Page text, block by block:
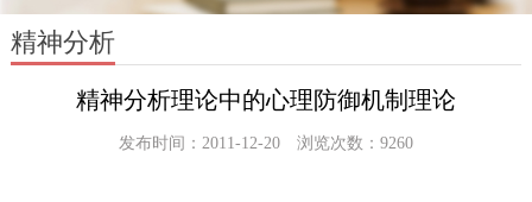
精神分析
精神分析理论中的心理防御机制理论
发布时间：2011-12-20 浏览次数：9260